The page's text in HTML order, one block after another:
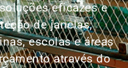
eficazes e
de janelas,
escolas e áreas
através do